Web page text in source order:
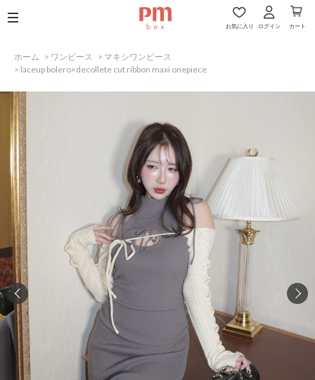
お気に入り ログイン カート
ホーム > ワンピース > マキシワンピース
> laceup bolero×decollete cut ribbon maxi onepiece